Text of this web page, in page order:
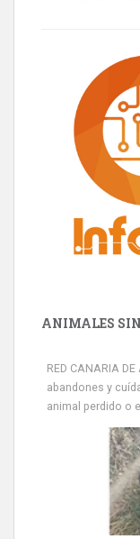
ANIMALES
RED CANARIA
abandones y
animal perdido o